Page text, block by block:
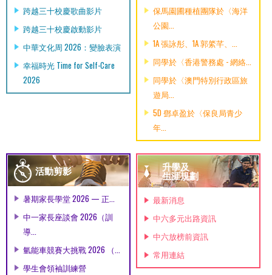
跨越三十校慶歌曲影片
跨越三十校慶啟動影片
中華文化周 2026：變臉表演
幸福時光 Time for Self-Care
2026
保馬園圃種植團隊於〈海洋
公園...
1A 張詠彤、1A 郭綮芊、...
同學於〈香港警務處 - 網絡...
同學於〈澳門特別行政區旅
遊局...
5D 鄧卓盈於〈保良局青少
年...
活動剪影
暑期家長學堂 2026 — 正...
中一家長座談會 2026（訓
導...
氫能車競賽大挑戰 2026 （...
學生會領袖訓練營
升學及
生涯規劃
最新消息
中六多元出路資訊
中六放榜前資訊
常用連結